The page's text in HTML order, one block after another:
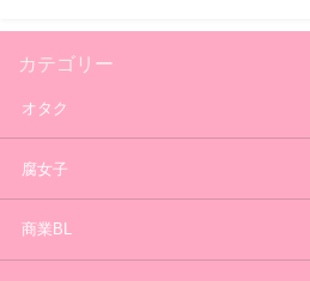
カテゴリー
オタク
腐女子
商業BL